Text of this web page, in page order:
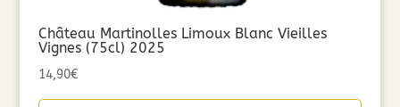
Château Martinolles Limoux Blanc Vieilles
Vignes (75cl) 2025
14,90€